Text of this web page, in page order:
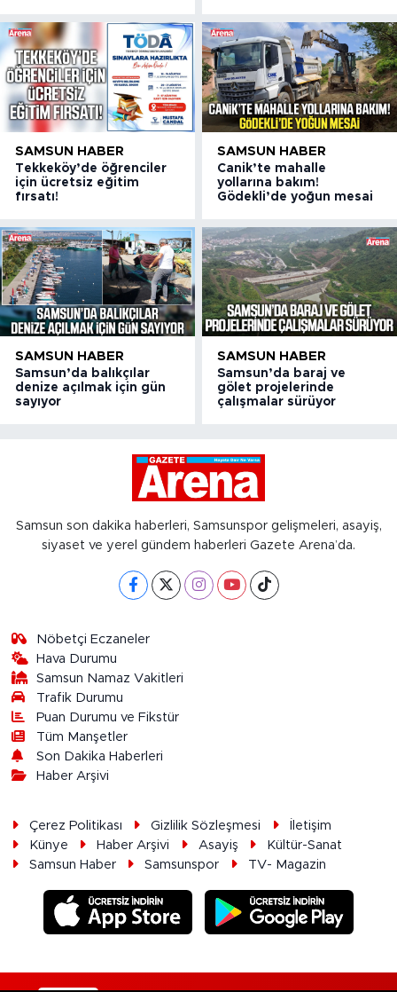
SAMSUN HABER
Tekkeköy’de öğrenciler
için ücretsiz eğitim
fırsatı!
SAMSUN HABER
Canik’te mahalle
yollarına bakım!
Gödekli’de yoğun mesai
SAMSUN HABER
Samsun’da balıkçılar
denize açılmak için gün
sayıyor
SAMSUN HABER
Samsun’da baraj ve
gölet projelerinde
çalışmalar sürüyor
Samsun son dakika haberleri, Samsunspor gelişmeleri, asayiş,
siyaset ve yerel gündem haberleri Gazete Arena’da.
Nöbetçi Eczaneler
Hava Durumu
Samsun Namaz Vakitleri
Trafik Durumu
Puan Durumu ve Fikstür
Tüm Manşetler
Son Dakika Haberleri
Haber Arşivi
Çerez Politikası Gizlilik Sözleşmesi
İletişim
Künye
Haber Arşivi Asayiş
Kültür-Sanat
Samsun Haber
Samsunspor TV- Magazin